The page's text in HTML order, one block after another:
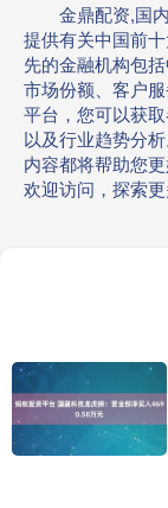
金鼎配资,国
提供有关中国前
先的金融机构包
市场份额、客户
平台，您可以获
以及行业趋势分
内容都将帮助您
欢迎访问，探索